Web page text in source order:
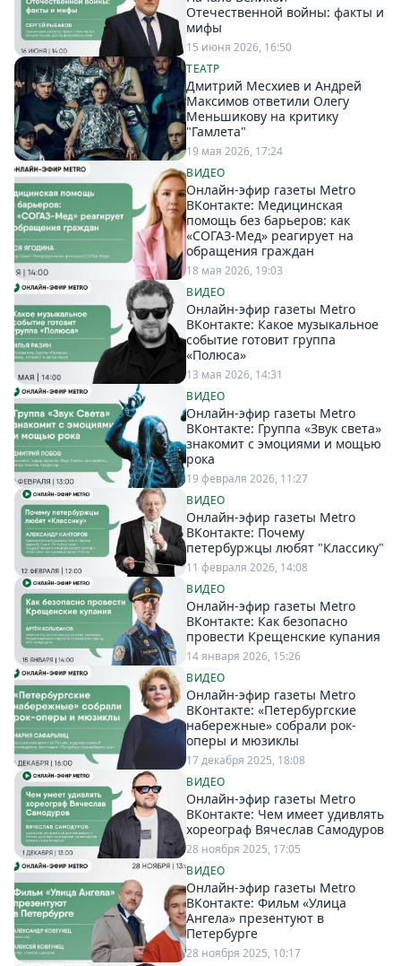
Россия
Мир
Здоровье
Еда
Туризм
Мода
Кино
Афиша
Книги
Выставки
Пресс-
релизы
Metro
Стримы
Спецпроекты
Звезды
Выборы
2026
Скачай
Metro
Отечественной войны: факты и
мифы
15 июня 2026, 16:50
ТЕАТР
Дмитрий Месхиев и Андрей
Максимов ответили Олегу
Меньшикову на критику
"Гамлета"
19 мая 2026, 17:24
ВИДЕО
Онлайн-эфир газеты Metro
ВКонтакте: Медицинская
помощь без барьеров: как
«СОГАЗ‑Мед» реагирует на
обращения граждан
18 мая 2026, 19:03
ВИДЕО
Онлайн-эфир газеты Metro
ВКонтакте: Какое музыкальное
событие готовит группа
«Полюса»
13 мая 2026, 14:31
ВИДЕО
Онлайн-эфир газеты Metro
ВКонтакте: Группа «Звук света»
знакомит с эмоциями и мощью
рока
19 февраля 2026, 11:27
ВИДЕО
Онлайн-эфир газеты Metro
ВКонтакте: Почему
петербуржцы любят "Классику"
11 февраля 2026, 14:08
ВИДЕО
Онлайн-эфир газеты Metro
ВКонтакте: Как безопасно
провести Крещенские купания
14 января 2026, 15:26
ВИДЕО
Онлайн-эфир газеты Metro
ВКонтакте: «Петербургские
набережные» собрали рок-
оперы и мюзиклы
17 декабря 2025, 18:08
ВИДЕО
Онлайн-эфир газеты Metro
ВКонтакте: Чем имеет удивлять
хореограф Вячеслав Самодуров
28 ноября 2025, 17:05
ВИДЕО
Онлайн-эфир газеты Metro
ВКонтакте: Фильм «Улица
Ангела» презентуют в
Петербурге
28 ноября 2025, 10:17